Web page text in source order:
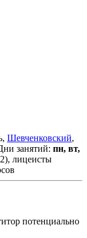
Шевченковский,
занятий: пн, вт,
лицеисты
потенциально